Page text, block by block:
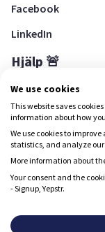
Facebook
LinkedIn
Hjälp 🚨
Hjälpcenter
Ladda ned
Ladda ned
upplevelse.
We use cookies
This website saves
information about how
We use cookies to
statistics, and analyze
More information about
Your consent and the
- Signup, Yepstr.